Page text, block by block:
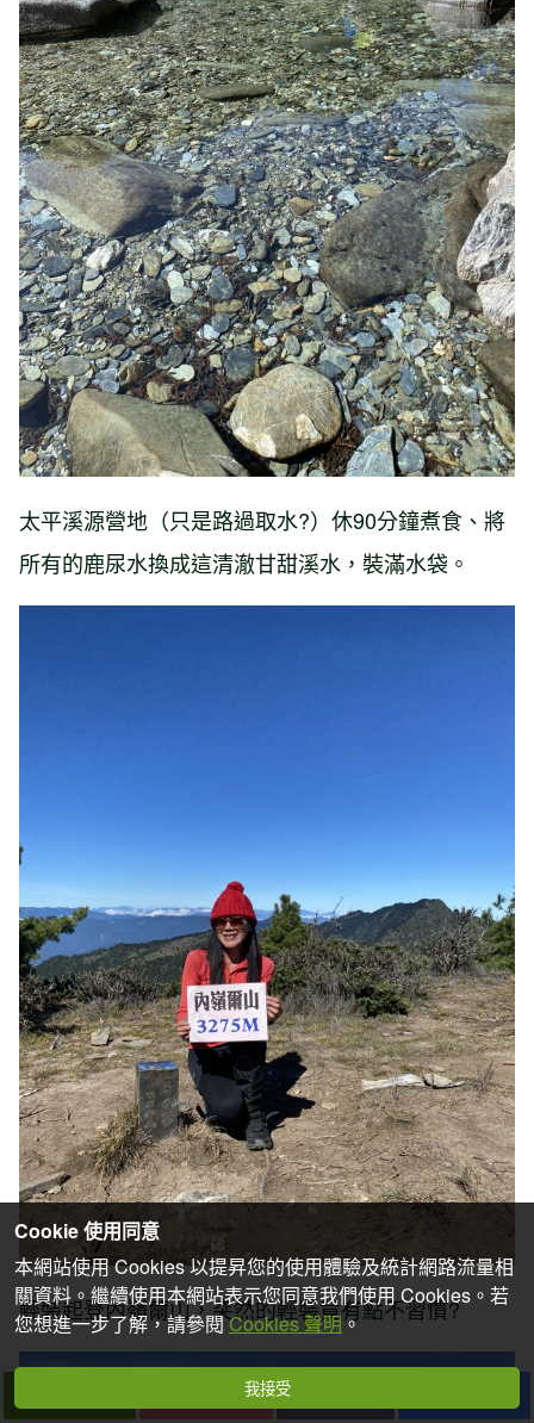
太平溪源營地（只是路過取水?）休90分鐘煮食、將
所有的鹿尿水換成這清澈甘甜溪水，裝滿水袋。
輕裝起登內嶺爾山，突然的輕裝竟有點不習慣?
Cookie 使用同意
本網站使用 Cookies 以提昇您的使用體驗及統計網路流量相
關資料。繼續使用本網站表示您同意我們使用 Cookies。若
您想進一步了解，請參閱Cookies 聲明。
我接受